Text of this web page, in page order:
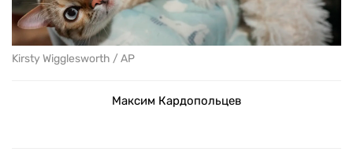
Kirsty Wigglesworth / AP
Максим Кардопольцев